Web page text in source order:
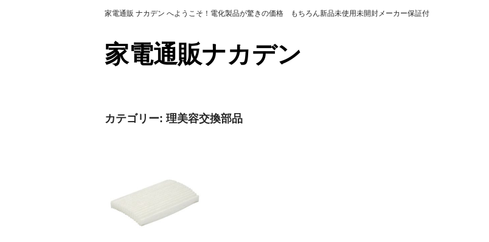
家電通販 ナカデン へようこそ！電化製品が驚きの価格 もちろん新品未使用未開封メーカー保証付
家電通販ナカデン
カテゴリー: 理美容交換部品